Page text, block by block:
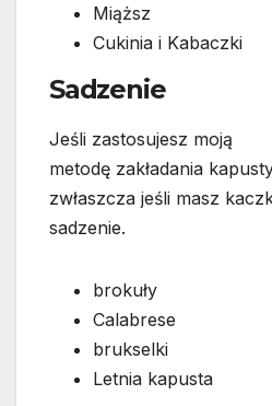
Miąższ
Cukinia i Kabaczki
Sadzenie
Jeśli zastosujesz moją
metodę zakładania
zwłaszcza jeśli masz
sadzenie.
brokuły
Calabrese
brukselki
Letnia kapusta